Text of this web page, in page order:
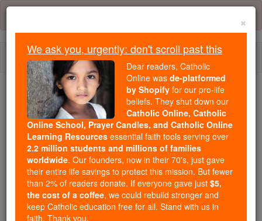
Skip
content
Because of You, 2.2 Million
Students Are Being Formed in the
Faith
Because of generous supporters like you,
Catholic Online School has already delivered
free, faithful Catholic education to over 2.2
million students across 193 countries. In an age
of noise and algorithms, you are helping form
×
We ask you, urgently: don't scroll past this
Dear readers, Catholic
Online was de-platformed
by Shopify for our pro-life
beliefs. They shut down our
Catholic Online, Catholic
Online School, Prayer Candles, and Catholic Online
Learning Resources essential faith tools serving over
2.2 million students and millions of families
worldwide. Our founders, now in their 70's, just gave
their entire life savings to protect this mission. But fewer
than 2% of readers donate. If everyone gave just $5,
the cost of a coffee, we could rebuild stronger and
keep Catholic education free for all. Stand with us in
faith. Thank you.